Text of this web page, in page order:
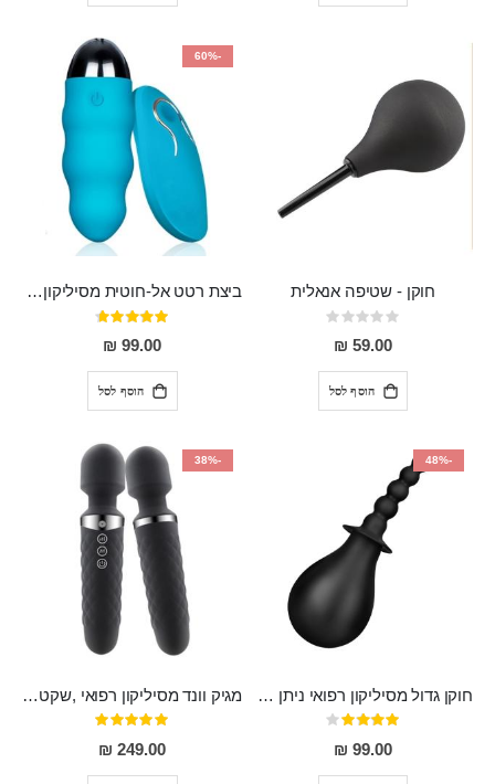
חוקן - שטיפה אנאלית
Rating:
0%
59.00 ₪
הוסף לסל
-60%
ביצת רטט אל-חוטית מסיליקון רפואי בגודל של 8 ס"מ ורוחב 3 ס"מ בעלת 20 מהירויות שונות "ENKI"
דירוג:
93%
99.00 ₪
הוסף לסל
-48%
חוקן גדול מסיליקון רפואי ניתן לשימוש גם כפלאג וגם כחרוזים אנאלים
דירוג:
80%
99.00 ₪
-38%
מגיק וונד מסיליקון רפואי ,שקט במיוחד, נטען בעל 10 מהירויות שונות "Erna"
דירוג:
100%
249.00 ₪